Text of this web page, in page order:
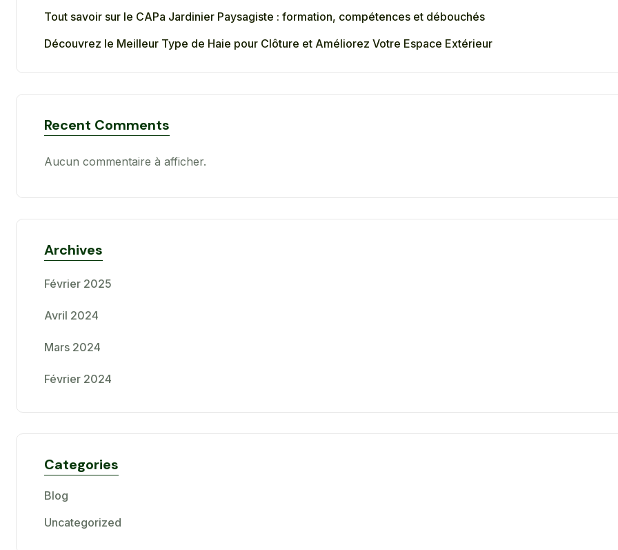
Tout savoir sur le CAPa Jardinier Paysagiste : formation, compétences et débouchés
Découvrez le Meilleur Type de Haie pour Clôture et Améliorez Votre Espace Extérieur
Recent Comments
Aucun commentaire à afficher.
Archives
Février 2025
Avril 2024
Mars 2024
Février 2024
Categories
Blog
Uncategorized